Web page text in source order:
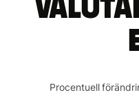
Procentuell